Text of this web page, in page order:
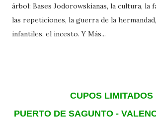
árbol: Bases Jodorowskianas, la cultura, la
las repeticiones, la guerra de la
infantiles, el incesto. Y Más...
CUPOS LIMITADOS
PUERTO DE SAGUNTO -